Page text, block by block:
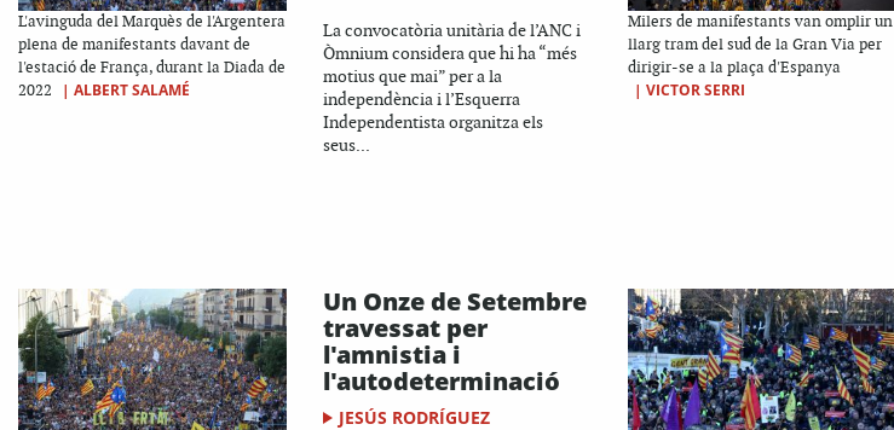
L'avinguda del Marquès de l'Argentera
plena de manifestants davant de
l'estació de França, durant la Diada de
2022
| ALBERT SALAMÉ
La convocatòria unitària de l’ANC i
Òmnium considera que hi ha “més
motius que mai” per a la
independència i l’Esquerra
Independentista organitza els
seus...
Milers de manifestants van omplir un
llarg tram del sud de la Gran Via per
dirigir-se a la plaça d'Espanya
| VICTOR SERRI
Un Onze de Setembre
travessat per
l'amnistia i
l'autodeterminació
JESÚS RODRÍGUEZ